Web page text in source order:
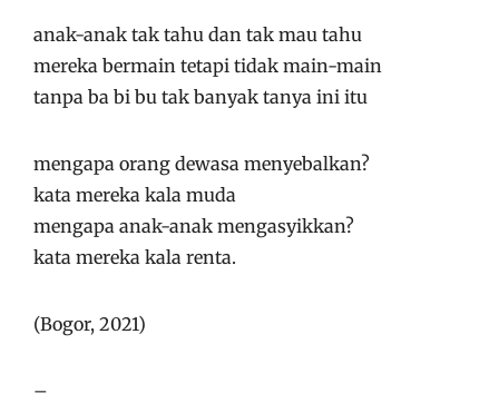
anak-anak tak tahu dan tak mau tahu
mereka bermain tetapi tidak main-main
tanpa ba bi bu tak banyak tanya ini itu
mengapa orang dewasa menyebalkan?
kata mereka kala muda
mengapa anak-anak mengasyikkan?
kata mereka kala renta.
(Bogor, 2021)
–